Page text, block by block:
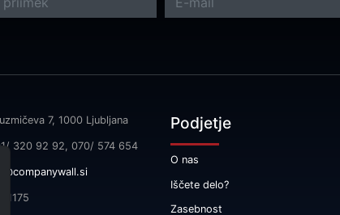
7, 1000 Ljubljana
320 92 92, 070/ 574 654
Podjetje
O nas
Iščete delo?
Zasebnost